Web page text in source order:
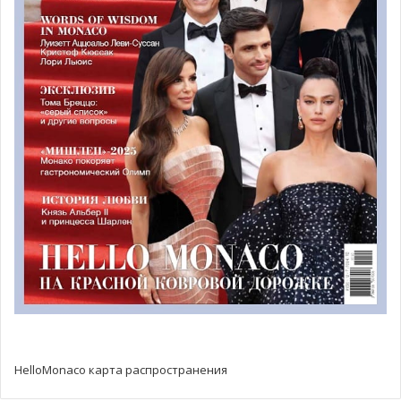
О Гран-при Монако
Это самая легендарная и в то же время самая сложная
трасса для пилота, так как здесь очень легко совершить
ошибку. Здесь невероятная атмосфера сочетается с
гламуром. Монако – это также мой дом, и я очень
горжусь, что выиграл здесь три гонки подряд.
HelloMonaco карта распространения